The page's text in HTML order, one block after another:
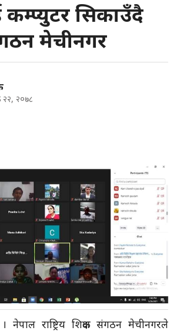
सिकाउँदै
मेचीनगर
२०७८
राष्ट्रिय शिक्षक संगठन मेचीनगरले